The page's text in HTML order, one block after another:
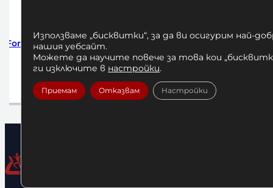
Бинтове за Бокс Venum Kontact
4M Forest Camo
12,00€/ 23,47 лв.
Добавяне в количката
Използваме „бисквитки“, за да ви осигурим най-
нашия уебсайт.
Можете да научите повече за това кои
ги изключите в настройки.
Приемам Отказвам Настройки